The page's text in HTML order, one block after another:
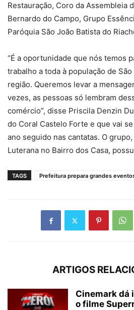
Restauração, Coro da Assembleia
Bernardo do Campo, Grupo
Paróquia São João Batista do
“É a oportunidade que nós temos
trabalho a toda à população de
região. Queremos levar a
vezes, as pessoas só lembram
comércio”, disse Priscila Denzin
do Coral Castelo Forte e que vai
ano seguido nas cantatas. O
Luterana no Bairro dos Casa,
TAGS Prefeitura prepara grandes
ARTIGOS
Cinemark dá
o filme